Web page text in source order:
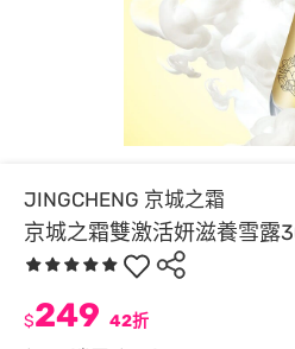
JINGCHENG 京城之霜
京城之霜雙激活妍滋養雪露
$249 42折